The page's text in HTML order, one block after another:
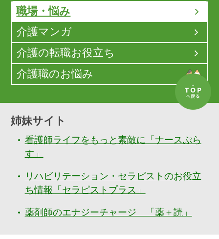
職場・悩み
介護マンガ
介護の転職お役立ち
介護職のお悩み
姉妹サイト
看護師ライフをもっと素敵に「ナースぷら
す」
リハビリテーション・セラピストのお役立
ち情報「セラピストプラス」
薬剤師のエナジーチャージ 「薬＋読」